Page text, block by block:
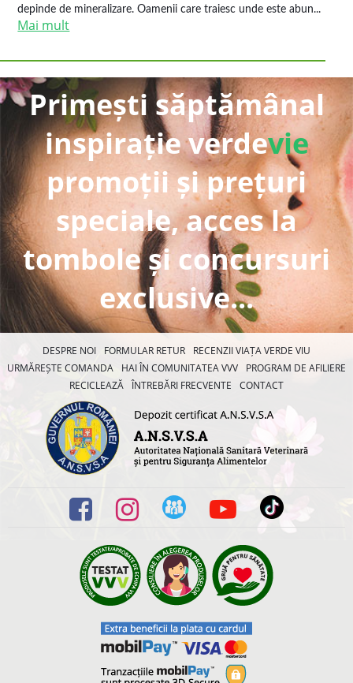
depinde de mineralizare. Oamenii care traiesc unde este abun...
Mai mult
Primești săptămânal
inspirație verdevie
promoții și prețuri
speciale, acces la
tombole și concursuri
exclusive...
DESPRE NOI FORMULAR RETUR
RECENZII VIAȚA VERDE VIU
URMĂREȘTE COMANDA
HAI ÎN COMUNITATEA VVV
PROGRAM DE AFILIERE
RECICLEAZĂ ÎNTREBĂRI FRECVENTE CONTACT